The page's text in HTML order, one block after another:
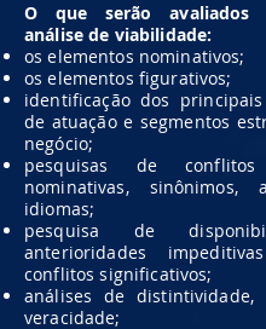
O que serão avaliados
análise de viabilidade:
os elementos nominativos;
os elementos figurativos;
identificação dos principais
de atuação e segmentos
negócio;
pesquisas de conflitos
nominativas, sinônimos,
idiomas;
pesquisa de
anterioridades
conflitos significativos;
análises de distintividade,
veracidade;